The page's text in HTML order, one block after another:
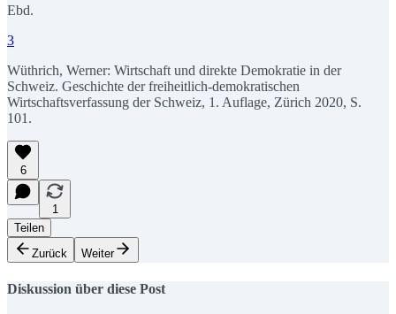
Ebd.
3
Wüthrich, Werner: Wirtschaft und direkte Demokratie in der
Schweiz. Geschichte der freiheitlich-demokratischen
Wirtschaftsverfassung der Schweiz, 1. Auflage, Zürich 2020, S.
101.
6
1
Teilen
Zurück
Weiter
Diskussion über diese Post